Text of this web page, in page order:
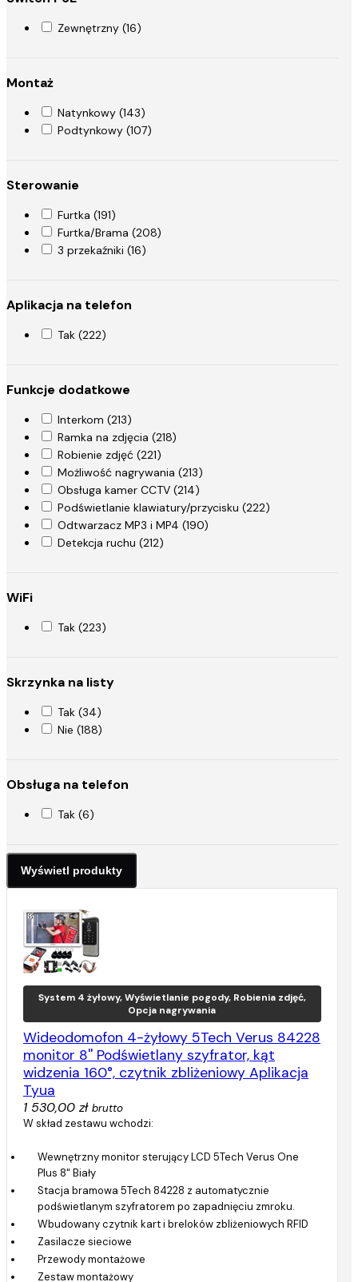
Zewnętrzny (16)
Montaż
Natynkowy (143)
Podtynkowy (107)
Sterowanie
Furtka (191)
Furtka/Brama (208)
3 przekaźniki (16)
Aplikacja na telefon
Tak (222)
Funkcje dodatkowe
Interkom (213)
Ramka na zdjęcia (218)
Robienie zdjęć (221)
Możliwość nagrywania (213)
Obsługa kamer CCTV (214)
Podświetlanie klawiatury/przycisku (222)
Odtwarzacz MP3 i MP4 (190)
Detekcja ruchu (212)
WiFi
Tak (223)
Skrzynka na listy
Tak (34)
Nie (188)
Obsługa na telefon
Tak (6)
System 4 żyłowy, Wyświetlanie pogody, Robienia zdjęć,
Opcja nagrywania
Wideodomofon 4-żyłowy 5Tech Verus 84228
monitor 8'' Podświetlany szyfrator, kąt
widzenia 160°, czytnik zbliżeniowy Aplikacja
Tyua
1 530,00 zł brutto
W skład zestawu wchodzi:
Wewnętrzny monitor sterujący LCD 5Tech Verus One
Plus 8" Biały
Stacja bramowa 5Tech 84228 z automatycznie
podświetlanym szyfratorem po zapadnięciu zmroku.
Wbudowany czytnik kart i breloków zbliżeniowych RFID
Zasilacze sieciowe
Przewody montażowe
Zestaw montażowy